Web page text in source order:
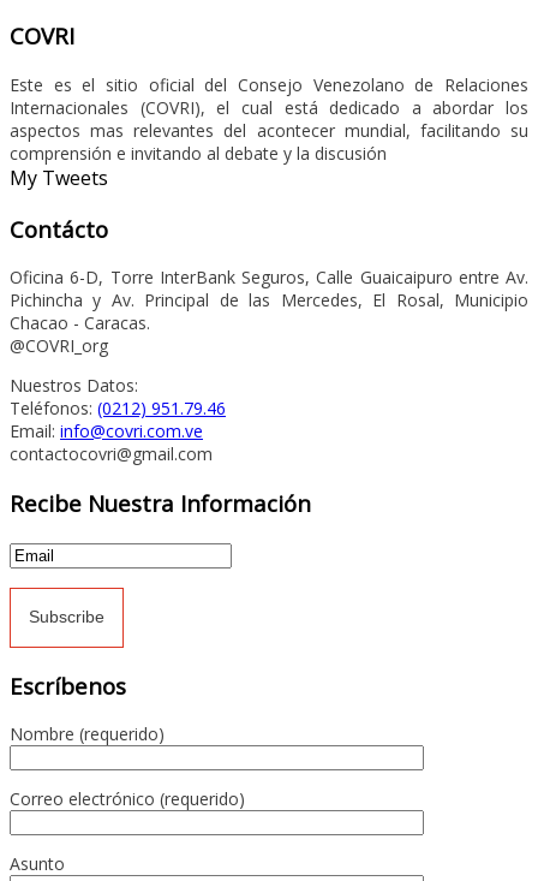
COVRI
Este es el sitio oficial del Consejo Venezolano de Relaciones
Internacionales (COVRI), el cual está dedicado a abordar los
aspectos mas relevantes del acontecer mundial, facilitando su
comprensión e invitando al debate y la discusión
My Tweets
Contácto
Oficina 6-D, Torre InterBank Seguros, Calle Guaicaipuro entre Av.
Pichincha y Av. Principal de las Mercedes, El Rosal, Municipio
Chacao - Caracas.
@COVRI_org
Nuestros Datos:
Teléfonos: (0212) 951.79.46
Email: info@covri.com.ve
contactocovri@gmail.com
Recibe Nuestra Información
Escríbenos
Nombre (requerido)
Correo electrónico (requerido)
Asunto